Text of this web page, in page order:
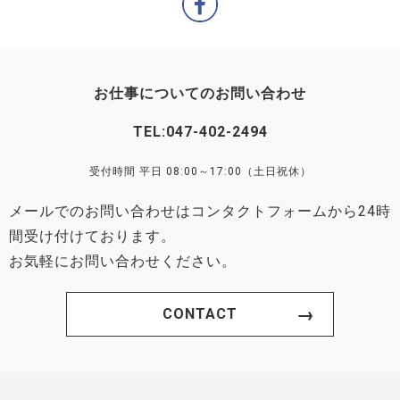
お仕事についてのお問い合わせ
TEL:047-402-2494
受付時間 平日 08:00～17:00（土日祝休）
メールでのお問い合わせはコンタクトフォームから24時
間受け付けております。
お気軽にお問い合わせください。
CONTACT